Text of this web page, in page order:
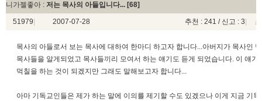
니가젤좋아 : 저는 목사의 아들입니다... [68]
51979 2007-07-28 추천 : 241 / 신고 : 3
목사의 아들로서 보는 목사에 대하여 한마디 하고자 합니다...아버지가 목사인
목사들을 알게되었고 목사들끼리 모여서 하는 얘기도 듣게 되었습니다. 이 얘기
먹칠을 하는 것이 되겠지만 그래도 말해보고자 합니다...
아마 기독교인들은 제가 하는 말에 이의를 제기할 수도 있겠으나 이게 지금 기